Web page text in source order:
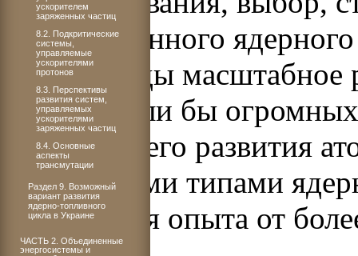
промышленного
многие годы масштабное
потребовали бы
начале своего развития
несколькими типами
накопления опыта от
ускорителем
заряженных частиц
8.2. Подкритические
системы,
управляемые
ускорителями
протонов
8.3. Перспективы
развития систем,
управляемых
ускорителями
заряженных частиц
8.4. Основные
аспекты
трансмутации
Раздел 9. Возможный
вариант развития
ядерно-топливного
цикла в Украине
ЧАСТЬ 2. Объединенные
энергосистемы и